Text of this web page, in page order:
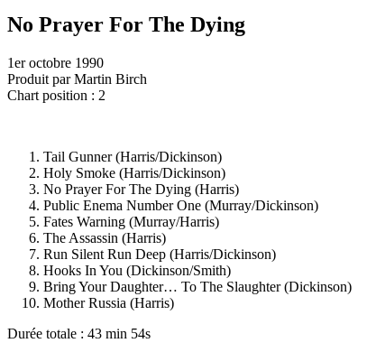
No Prayer For The Dying
1er octobre 1990
Produit par Martin Birch
Chart position : 2
Tail Gunner (Harris/Dickinson)
Holy Smoke (Harris/Dickinson)
No Prayer For The Dying (Harris)
Public Enema Number One (Murray/Dickinson)
Fates Warning (Murray/Harris)
The Assassin (Harris)
Run Silent Run Deep (Harris/Dickinson)
Hooks In You (Dickinson/Smith)
Bring Your Daughter… To The Slaughter (Dickinson)
Mother Russia (Harris)
Durée totale : 43 min 54s